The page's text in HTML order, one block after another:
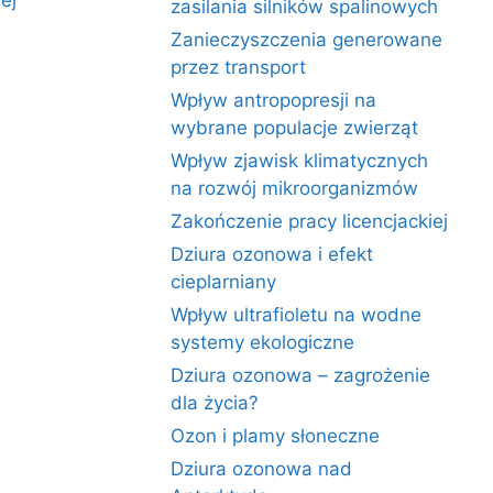
zasilania silników spalinowych
Zanieczyszczenia generowane
przez transport
Wpływ antropopresji na
wybrane populacje zwierząt
Wpływ zjawisk klimatycznych
na rozwój mikroorganizmów
Zakończenie pracy licencjackiej
Dziura ozonowa i efekt
cieplarniany
Wpływ ultrafioletu na wodne
systemy ekologiczne
Dziura ozonowa – zagrożenie
dla życia?
Ozon i plamy słoneczne
Dziura ozonowa nad